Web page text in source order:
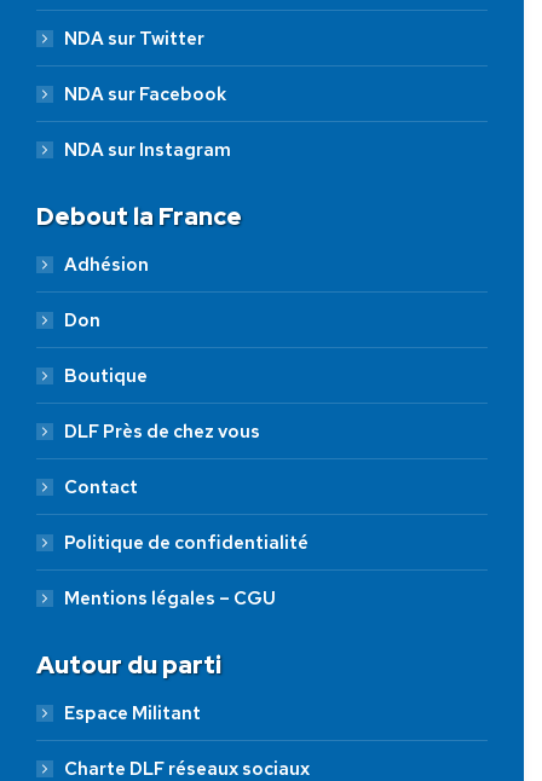
NDA sur Twitter
NDA sur Facebook
NDA sur Instagram
Debout la France
Adhésion
Don
Boutique
DLF Près de chez vous
Contact
Politique de confidentialité
Mentions légales – CGU
Autour du parti
Espace Militant
Charte DLF réseaux sociaux